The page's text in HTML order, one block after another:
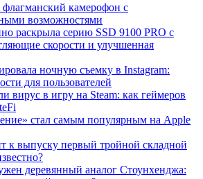
камерофон с
возможностями
раскрыла серию SSD 9100 PRO с
скорости и улучшенная
ночную съемку в Instagram:
для пользователей
вирус в игру на Steam: как геймеров
стал самым популярным на Apple
к выпуску первый тройной складной
деревянный аналог Стоунхенджа: